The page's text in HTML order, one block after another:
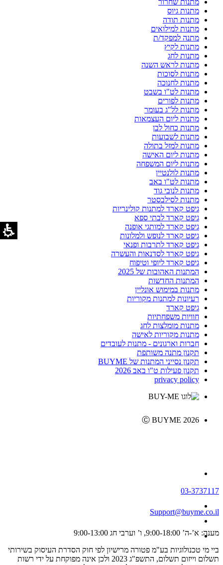
מתנות שחרור
מתנות גיוס
מתנות תודה
מתנות למילואים
מתנה למפקד/ת
מתנות לקיץ
מתנות לחג
מתנות לראש השנה
מתנות לסוכות
מתנות לחנוכה
מתנות לט"ו בשבט
מתנות לפורים
מתנות לל"ג בעומר
מתנות ליום העצמאות
מתנות כחול לבן
מתנות לשבועות
מתנות למזל בתולה
מתנות ליום האישה
מתנות ליום המשפחה
מתנות לולנטיין
מתנות לט"ו באב
מתנות לנובי גוד
מתנות לסילבסטר
גיפט קארד למתנות קולינריות
גיפט קארד לבתי ספא
גיפט קארד למותגי אופנה
גיפט קארד לנופש ולמלונות
גיפט קארד לתרבות ופנאי
גיפט קארד לסדנאות והעשרה
גיפט קארד ליופי וטיפוח
המתנות האהובות של 2025
המתנות החדשות
מתנות במימוש אונליין
רעיונות למתנות מקוריות
גיפט קארד
חוויות משפחתיות
מתנות מומלצות לחג
מתנות מקוריות לאישה
חברות וארגונים - מתנות לעובדים
תקנון מתנה משותפת
תקנון נסייני המתנות של BUYME
תקנון פעילות ט"ו באב 2026
privacy policy
Ⓒ BUYME 2026
03-3737117
Support@buyme.co.il
מענה: א’-ה’ 9:00-18:00, ו’ וערבי חג 9:00-13:00
ביי מי טכנולוגיות בע"מ פטורה מרישיון לפי חוק הסדרת העיסוק בשירותי
תשלום וייזום תשלום, התשפ"ג 2023 ולכן אינה מפוקחת על ידי רשות